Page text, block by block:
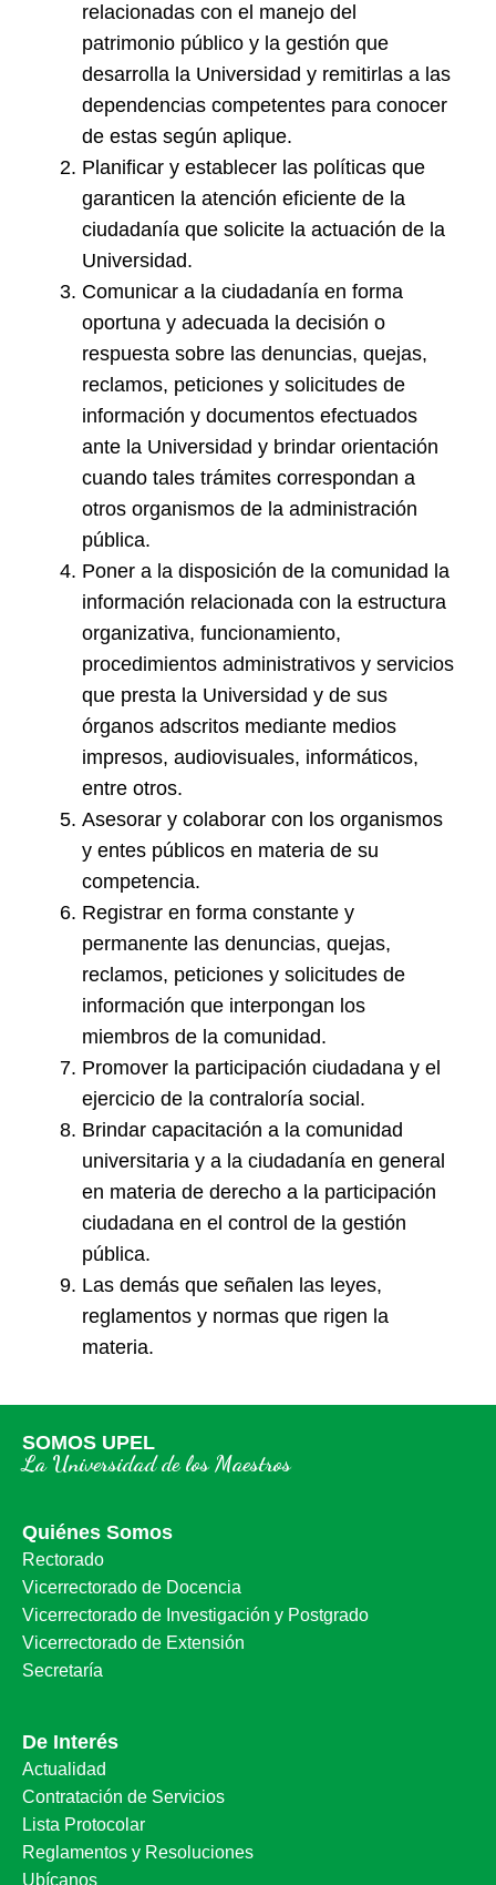
relacionadas con el manejo del
patrimonio público y la gestión que
desarrolla la Universidad y remitirlas a las
dependencias competentes para conocer
de estas según aplique.
Planificar y establecer las políticas que
garanticen la atención eficiente de la
ciudadanía que solicite la actuación de la
Universidad.
Comunicar a la ciudadanía en forma
oportuna y adecuada la decisión o
respuesta sobre las denuncias, quejas,
reclamos, peticiones y solicitudes de
información y documentos efectuados
ante la Universidad y brindar orientación
cuando tales trámites correspondan a
otros organismos de la administración
pública.
Poner a la disposición de la comunidad la
información relacionada con la estructura
organizativa, funcionamiento,
procedimientos administrativos y servicios
que presta la Universidad y de sus
órganos adscritos mediante medios
impresos, audiovisuales, informáticos,
entre otros.
Asesorar y colaborar con los organismos
y entes públicos en materia de su
competencia.
Registrar en forma constante y
permanente las denuncias, quejas,
reclamos, peticiones y solicitudes de
información que interpongan los
miembros de la comunidad.
Promover la participación ciudadana y el
ejercicio de la contraloría social.
Brindar capacitación a la comunidad
universitaria y a la ciudadanía en general
en materia de derecho a la participación
ciudadana en el control de la gestión
pública.
Las demás que señalen las leyes,
reglamentos y normas que rigen la
materia.
SOMOS UPEL
La Universidad de los Maestros
Quiénes Somos
Rectorado
Vicerrectorado de Docencia
Vicerrectorado de Investigación y Postgrado
Vicerrectorado de Extensión
Secretaría
De Interés
Actualidad
Contratación de Servicios
Lista Protocolar
Reglamentos y Resoluciones
Ubícanos